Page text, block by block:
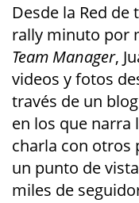
Desde la Red
rally minuto por
Team Manager,
videos y fotos
través de un
en los que narra
charla con otros
un punto de
miles de